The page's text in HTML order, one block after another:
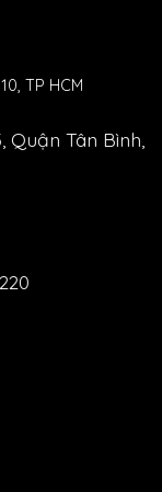
TP HCM
Quận Tân Bình,